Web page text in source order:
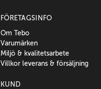
FÖRETAGSINFO
Om Tebo
Varumärken
Miljö & kvalitetsarbete
Villkor leverans & försäljning
KUND